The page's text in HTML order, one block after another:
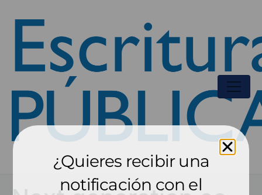
¿Quieres recibir una
notificación con el